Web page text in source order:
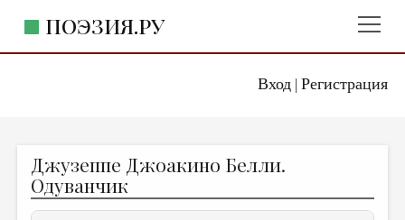
Вход| Регистрация
ПОЭЗИЯ.РУ
ЖАНРЫ
АВТОРЫ
Джузеппе Джоакино Белли.
Одуванчик